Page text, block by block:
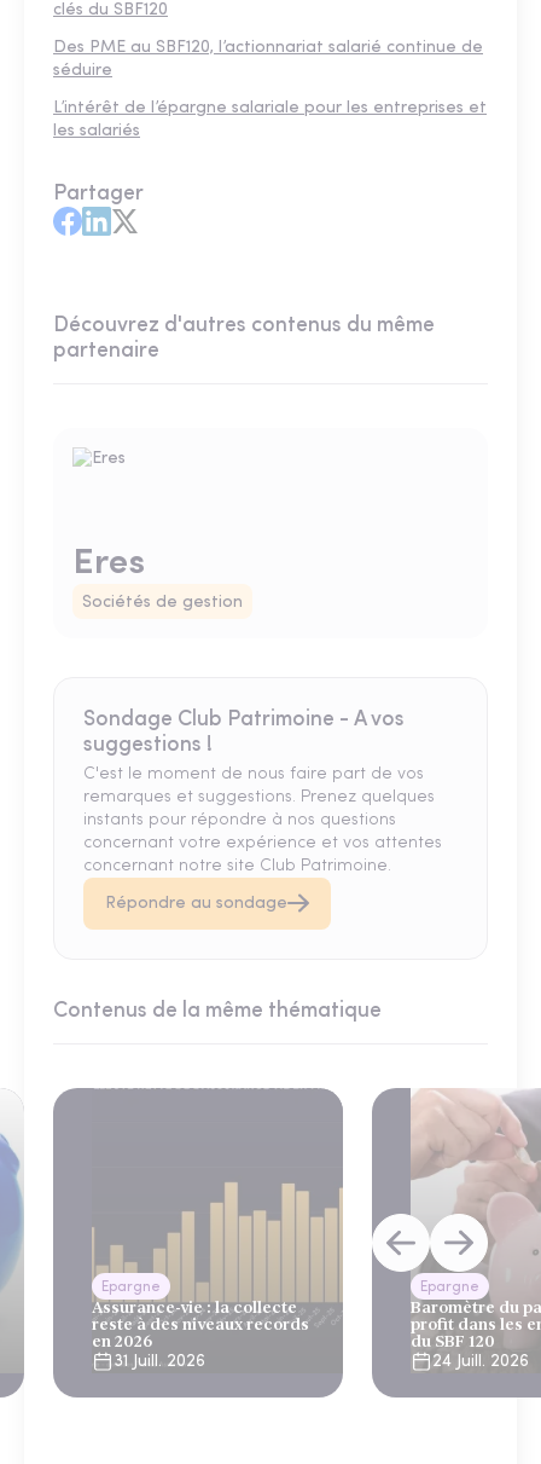
clés du SBF120
Des PME au SBF120, l’actionnariat salarié continue de
séduire
L’intérêt de l’épargne salariale pour les entreprises et
les salariés
Partager
Découvrez d'autres contenus du même
partenaire
Eres
Sociétés de gestion
Sondage Club Patrimoine - A vos
suggestions !
C'est le moment de nous faire part de vos
remarques et suggestions. Prenez quelques
instants pour répondre à nos questions
concernant votre expérience et vos attentes
concernant notre site Club Patrimoine.
Répondre au sondage
Contenus de la même thématique
Epargne
Assurance-vie : la collecte
reste à des niveaux records
en 2026
31 Juill. 2026
Epargne
Baromètre du
profit dans les
du SBF 120
24 Juill. 2026